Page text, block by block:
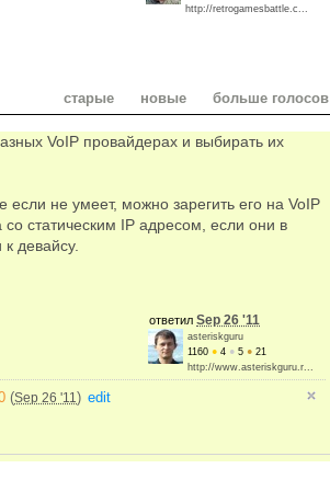
http://retrogamesbattle.c...
старые новые больше голосов
VoIP провайдерах и выбирать их
не умеет, можно зарегить его на VoIP
статическим IP адресом, если они в
девайсу.
ответил Sep 26 '11
asteriskguru
1160 ● 4 ● 5 ● 21
http://www.asteriskguru.r...
(Sep 26 '11 ) edit